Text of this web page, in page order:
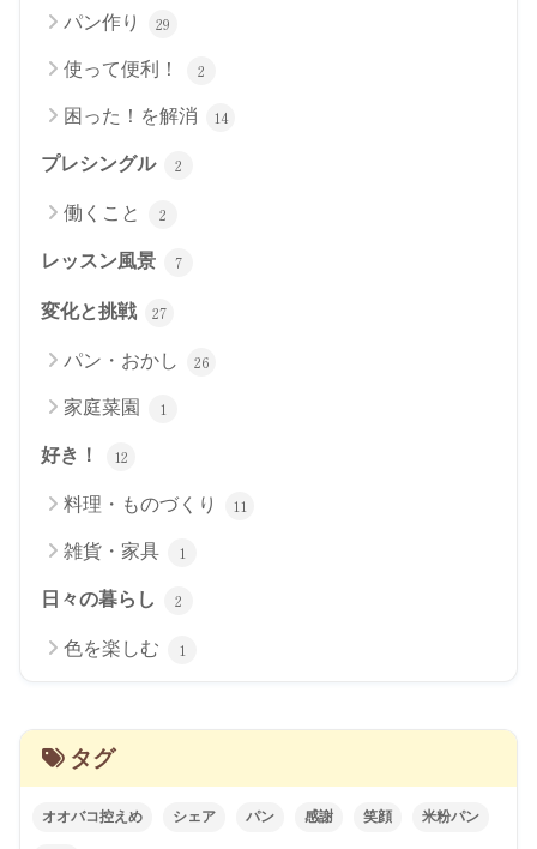
パン作り 29
使って便利！ 2
困った！を解消 14
プレシングル 2
働くこと 2
レッスン風景 7
変化と挑戦 27
パン・おかし 26
家庭菜園 1
好き！ 12
料理・ものづくり 11
雑貨・家具 1
日々の暮らし 2
色を楽しむ 1
タグ
オオバコ控えめ シェア パン 感謝 笑顔 米粉パン